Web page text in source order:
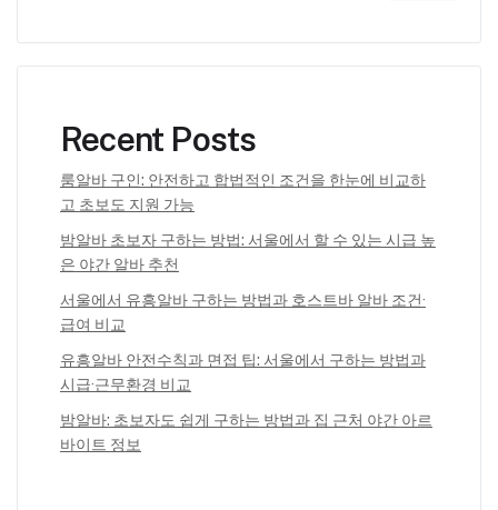
Recent Posts
룸알바 구인: 안전하고 합법적인 조건을 한눈에 비교하
고 초보도 지원 가능
밤알바 초보자 구하는 방법: 서울에서 할 수 있는 시급 높
은 야간 알바 추천
서울에서 유흥알바 구하는 방법과 호스트바 알바 조건·
급여 비교
유흥알바 안전수칙과 면접 팁: 서울에서 구하는 방법과
시급·근무환경 비교
밤알바: 초보자도 쉽게 구하는 방법과 집 근처 야간 아르
바이트 정보